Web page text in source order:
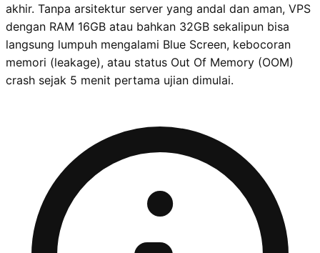
akhir. Tanpa arsitektur server yang andal dan aman, VPS
dengan RAM 16GB atau bahkan 32GB sekalipun bisa
langsung lumpuh mengalami Blue Screen, kebocoran
memori (leakage), atau status Out Of Memory (OOM)
crash sejak 5 menit pertama ujian dimulai.